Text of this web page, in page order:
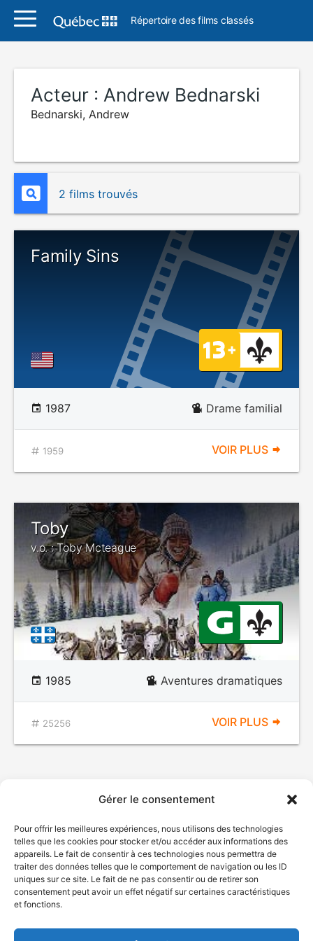
Gérer le consentement
Pour offrir les meilleures expériences, nous utilisons des technologies
telles que les cookies pour stocker et/ou accéder aux informations des
appareils. Le fait de consentir à ces technologies nous permettra de
traiter des données telles que le comportement de navigation ou les ID
uniques sur ce site. Le fait de ne pas consentir ou de retirer son
consentement peut avoir un effet négatif sur certaines caractéristiques
et fonctions.
Répertoire des films classés
Acteur : Andrew Bednarski
Bednarski, Andrew
2 films trouvés
Family Sins
1987 Drame familial
1959 VOIR PLUS
Toby
v.o. : Toby Mcteague
1985 Aventures dramatiques
25256 VOIR PLUS
© Gouvernement du Québec, 2026
Plan du site